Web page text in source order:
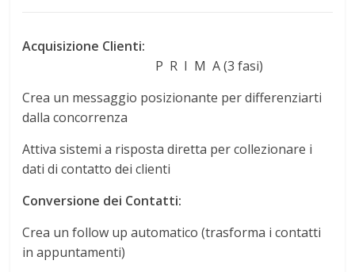
Acquisizione Clienti:
P R I M A (3 fasi)
Crea un messaggio posizionante per differenziarti
dalla concorrenza
Attiva sistemi a risposta diretta per collezionare i
dati di contatto dei clienti
Conversione dei Contatti:
Crea un follow up automatico (trasforma i contatti
in appuntamenti)